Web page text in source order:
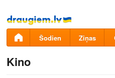
Pāriet
uz
saturu
Šodien Ziņas
Kino